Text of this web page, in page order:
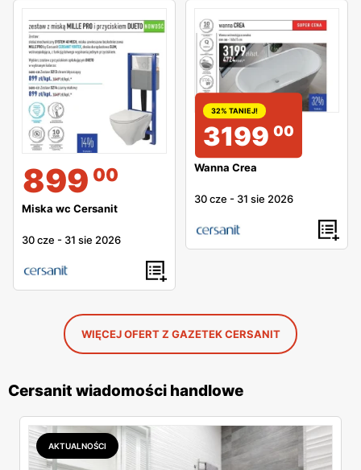
899 00
Miska wc Cersanit
30 cze - 31 sie 2026
32% TANIEJ!
3199 00
Wanna Crea
30 cze - 31 sie 2026
WIĘCEJ OFERT Z GAZETEK CERSANIT
Cersanit wiadomości handlowe
AKTUALNOŚCI